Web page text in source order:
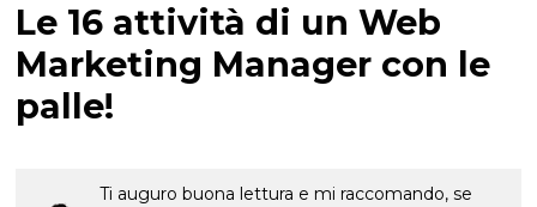
Le 16 attività di un Web
Marketing Manager con le
palle!
Ti auguro buona lettura e mi raccomando, se